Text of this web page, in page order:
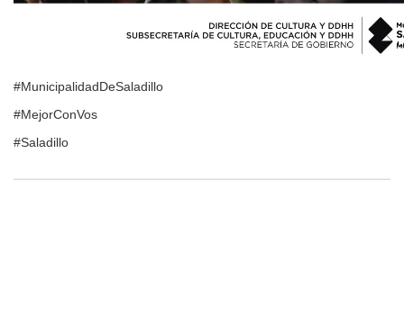
#MunicipalidadDeSaladillo
#MejorConVos
#Saladillo